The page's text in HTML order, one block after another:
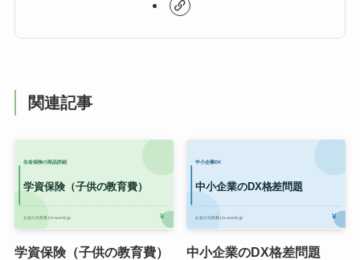
関連記事
学資保険（子供の教育費） 中小企業のDX格差問題